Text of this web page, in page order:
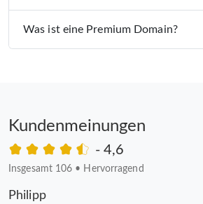
Was ist eine Premium Domain?
Kundenmeinungen
- 4,6
Insgesamt 106 • Hervorragend
Philipp